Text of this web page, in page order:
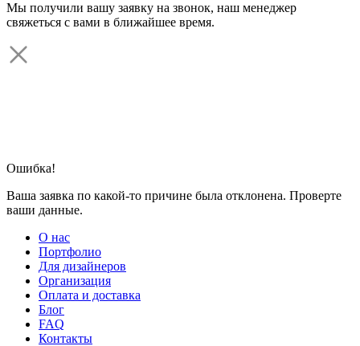
Мы получили вашу заявку на звонок, наш менеджер
свяжеться с вами в ближайшее время.
Ошибка!
Ваша заявка по какой-то причине была отклонена. Проверте
ваши данные.
О нас
Портфолио
Для дизайнеров
Организация
Оплата и доставка
Блог
FAQ
Контакты